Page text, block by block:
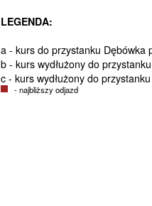
LEGENDA:
a - kurs do przystanku Dębówka
b - kurs wydłużony do
c - kurs wydłużony do
- najbliższy odjazd